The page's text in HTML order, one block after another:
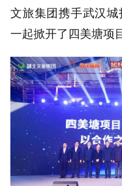
文旅集团携手武汉
一起掀开了四美塘项